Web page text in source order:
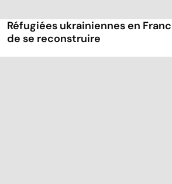
Réfugiées ukrainiennes en
de se reconstruire